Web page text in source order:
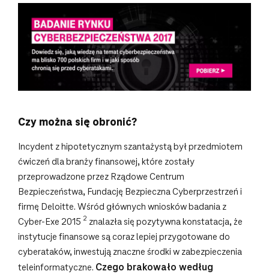
Czy można się obronić?
Incydent z hipotetycznym szantażystą był przedmiotem
ćwiczeń dla branży finansowej, które zostały
przeprowadzone przez Rządowe Centrum
Bezpieczeństwa, Fundację Bezpieczna Cyberprzestrzeń i
firmę Deloitte. Wśród głównych wniosków badania z
Cyber-Exe 2015 2 znalazła się pozytywna konstatacja, że
instytucje finansowe są coraz lepiej przygotowane do
cyberataków, inwestują znaczne środki w zabezpieczenia
teleinformatyczne. Czego brakowało według